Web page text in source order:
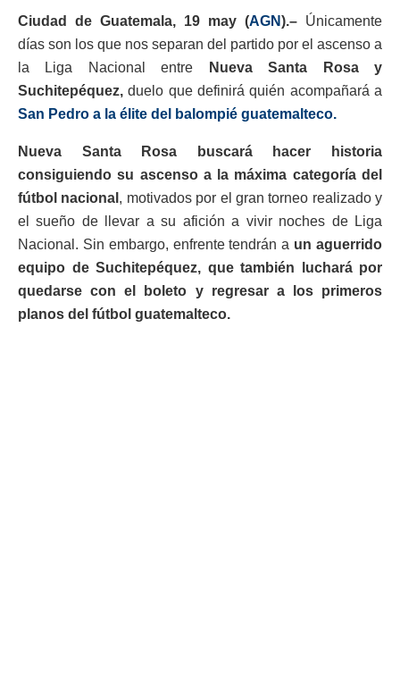
Ciudad de Guatemala, 19 may (AGN).– Únicamente
días son los que nos separan del partido por el ascenso a
la Liga Nacional entre
Nueva Santa Rosa y
Suchitepéquez, duelo que definirá quién acompañará a
San Pedro a la élite del balompié guatemalteco.
Nueva Santa Rosa buscará hacer historia
consiguiendo su ascenso a la máxima categoría del
fútbol nacional , motivados por el gran torneo realizado y
el sueño de llevar a su afición a vivir noches de Liga
Nacional. Sin embargo, enfrente tendrán a un aguerrido
equipo de Suchitepéquez, que también luchará por
quedarse con el boleto y regresar a los primeros
planos del fútbol guatemalteco.